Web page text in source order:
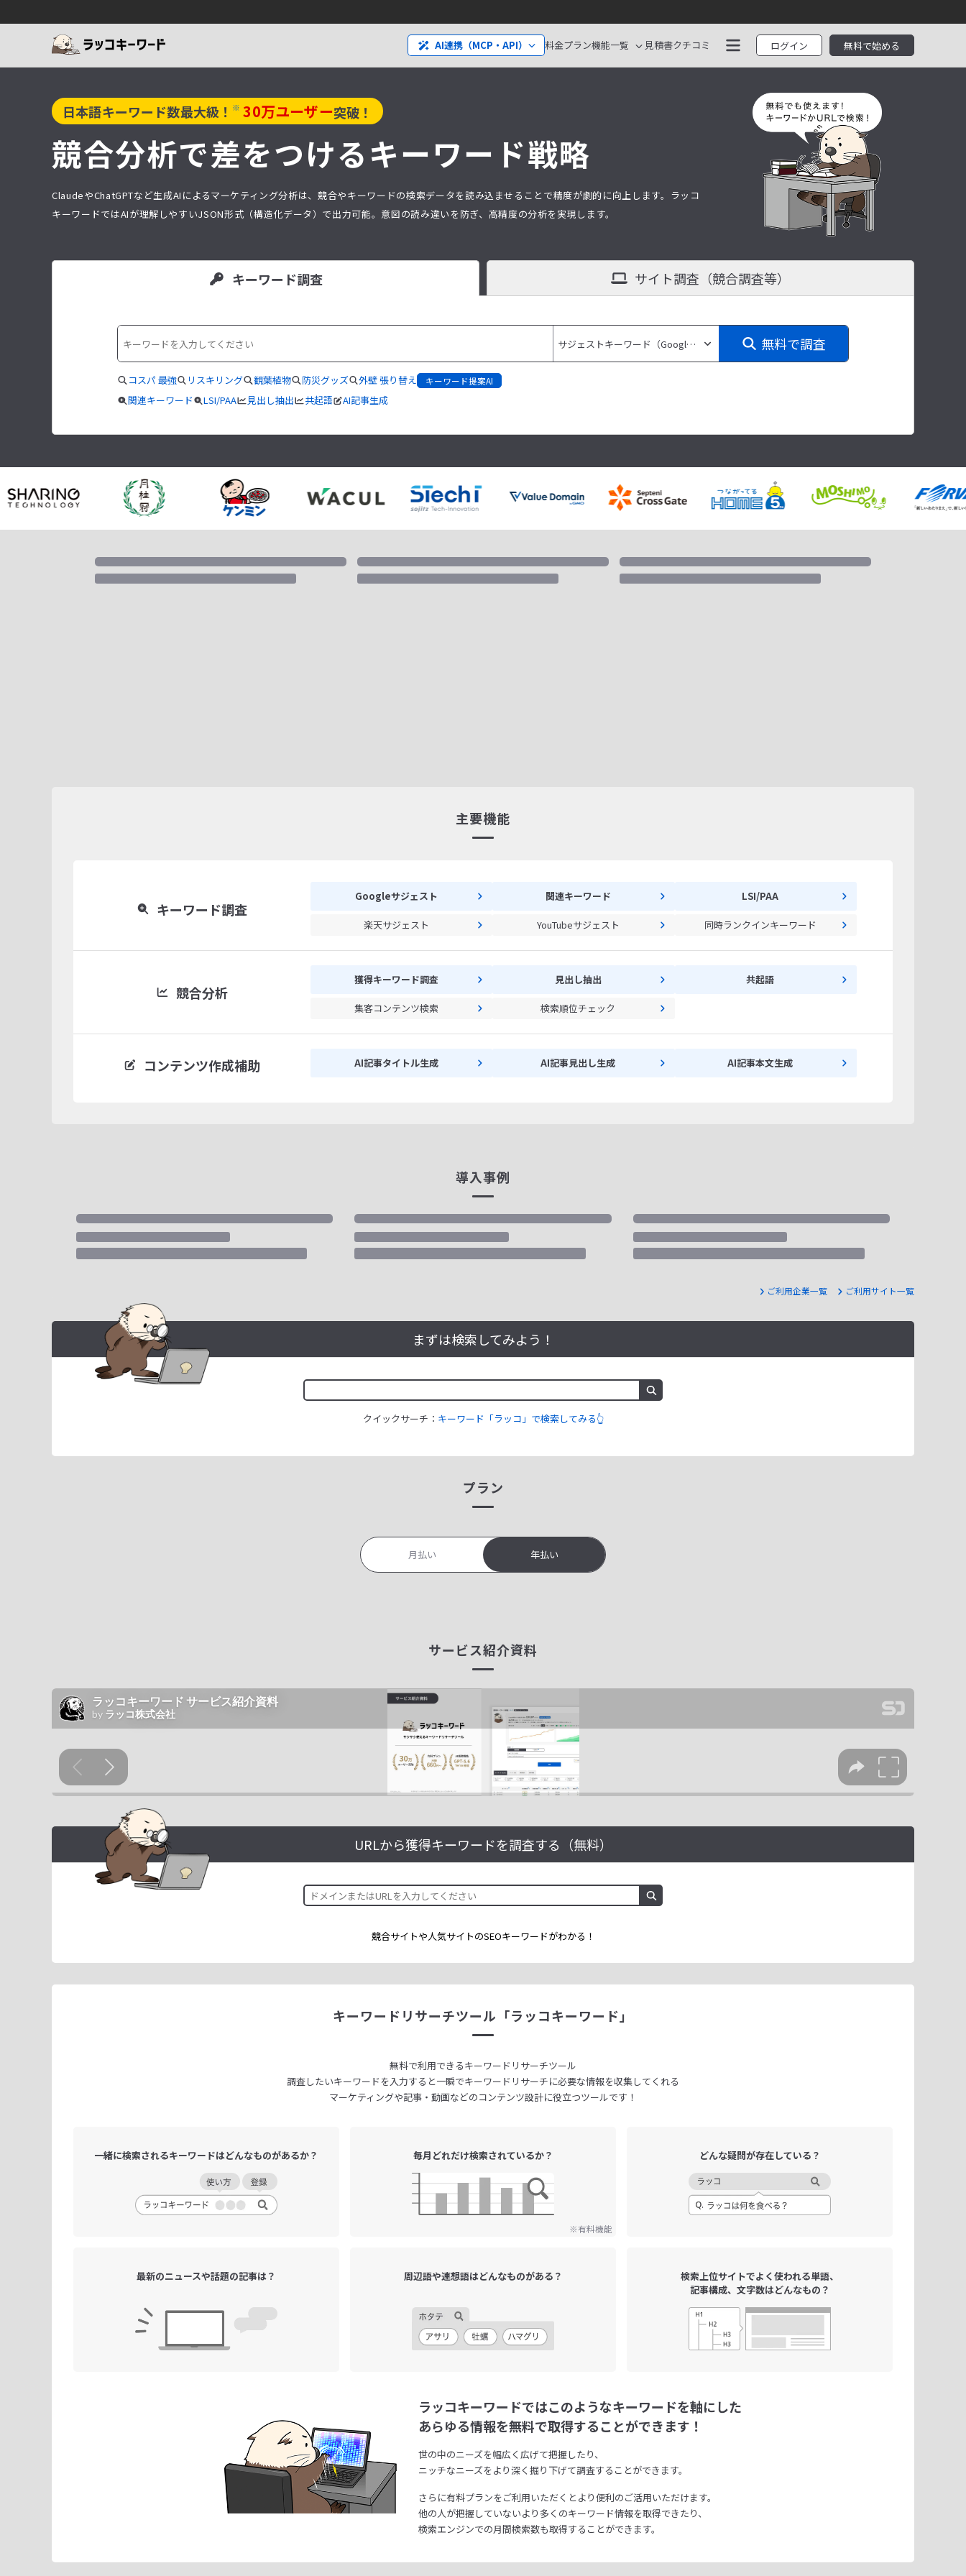
料金プラン機能一覧
AI連携（MCP・API） 見積書クチコミ ログイン 無料で始める
日本語キーワード数最大級！ ※ 30万ユーザー突破！
競合分析で差をつけるキーワード戦略
ClaudeやChatGPTなど生成AIによるマーケティング分析は、競合やキーワードの検索データを読み込ませることで精度が劇的に向上します。ラッコ
キーワードではAIが理解しやすいJSON形式（構造化データ）で出力可能。意図の読み違いを防ぎ、高精度の分析を実現します。
キーワード調査 サイト調査 （競合調査等）
無料で調査
コスパ 最強 リスキリング 観葉植物 防災グッズ 外壁 張り替え キーワード提案AI
関連キーワード LSI/PAA 見出し抽出 共起語 AI記事生成
主要機能
キーワード調査
Googleサジェスト 関連キーワード LSI/PAA
楽天サジェスト YouTubeサジェスト 同時ランクインキーワード
競合分析
獲得キーワード調査 見出し抽出 共起語
集客コンテンツ検索 検索順位チェック
コンテンツ作成補助 AI記事タイトル生成 AI記事見出し生成 AI記事本文生成
導入事例
ご利用企業一覧 ご利用サイト一覧
まずは検索してみよう！
クイックサーチ： キーワード「ラッコ」で検索してみる👆
プラン
月払い 年払い
サービス紹介資料
URLから獲得キーワードを調査する（無料）
競合サイトや人気サイトのSEOキーワードがわかる！
キーワードリサーチツール 「ラッコキーワード」
無料で利用できるキーワードリサーチツール
調査したいキーワードを入力すると一瞬でキーワードリサーチに必要な情報を収集してくれる
マーケティングや記事・動画などのコンテンツ設計に役立つツールです！
一緒に検索されるキーワードはどんなものがあるか？ 毎月どれだけ検索されているか？
※有料機能
どんな疑問が存在している？
最新のニュースや話題の記事は？ 周辺語や連想語はどんなものがある？ 検索上位サイトでよく使われる単語、
記事構成、文字数はどんなもの？
ラッコキーワードではこのようなキーワードを軸にした
あらゆる情報を無料で取得することができます！
世の中のニーズを幅広く広げて把握したり、
ニッチなニーズをより深く掘り下げて調査することができます。
さらに有料プランをご利用いただくとより便利のご活用いただけます。
他の人が把握していないより多くのキーワード情報を取得できたり、
検索エンジンでの月間検索数も取得することができます。